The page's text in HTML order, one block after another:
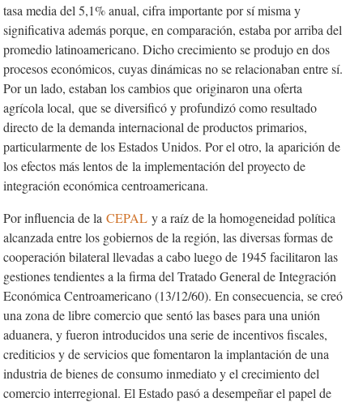
tasa media del 5,1% anual, cifra importante por sí misma y
significativa además porque, en comparación, estaba por arriba del
promedio latinoamericano. Dicho crecimiento se produjo en dos
procesos económicos, cuyas dinámicas no se relacionaban entre sí.
Por un lado, estaban los cambios que originaron una oferta
agrícola local, que se diversificó y profundizó como resultado
directo de la demanda internacional de productos primarios,
particularmente de los Estados Unidos. Por el otro, la aparición de
los efectos más lentos de la implementación del proyecto de
integración económica centroamericana.
Por influencia de la CEPAL y a raíz de la homogeneidad política
alcanzada entre los gobiernos de la región, las diversas formas de
cooperación bilateral llevadas a cabo luego de 1945 facilitaron las
gestiones tendientes a la firma del Tratado General de Integración
Económica Centroamericano (13/12/60). En consecuencia, se creó
una zona de libre comercio que sentó las bases para una unión
aduanera, y fueron introducidos una serie de incentivos fiscales,
crediticios y de servicios que fomentaron la implantación de una
industria de bienes de consumo inmediato y el crecimiento del
comercio interregional. El Estado pasó a desempeñar el papel de